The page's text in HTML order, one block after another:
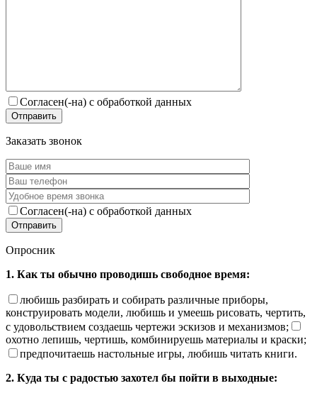
Согласен(-на) с обработкой данных
Заказать звонок
Согласен(-на) с обработкой данных
Опросник
1. Как ты обычно проводишь свободное время:
любишь разбирать и собирать различные приборы,
конструировать модели, любишь и умеешь рисовать, чертить,
с удовольствием создаешь чертежи эскизов и механизмов;
охотно лепишь, чертишь, комбинируешь материалы и краски;
предпочитаешь настольные игры, любишь читать книги.
2. Куда ты с радостью захотел бы пойти в выходные: